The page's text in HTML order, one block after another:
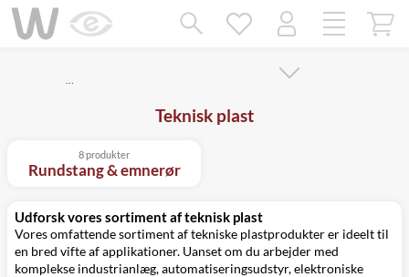
…
Teknisk plast
Rundstang & emnerør
8 produkter
Udforsk vores sortiment af teknisk plast
Vores omfattende sortiment af tekniske plastprodukter er ideelt til
en bred vifte af applikationer. Uanset om du arbejder med
komplekse industrianlæg, automatiseringsudstyr, elektroniske
Mangler chatten?
Ret samtykke!